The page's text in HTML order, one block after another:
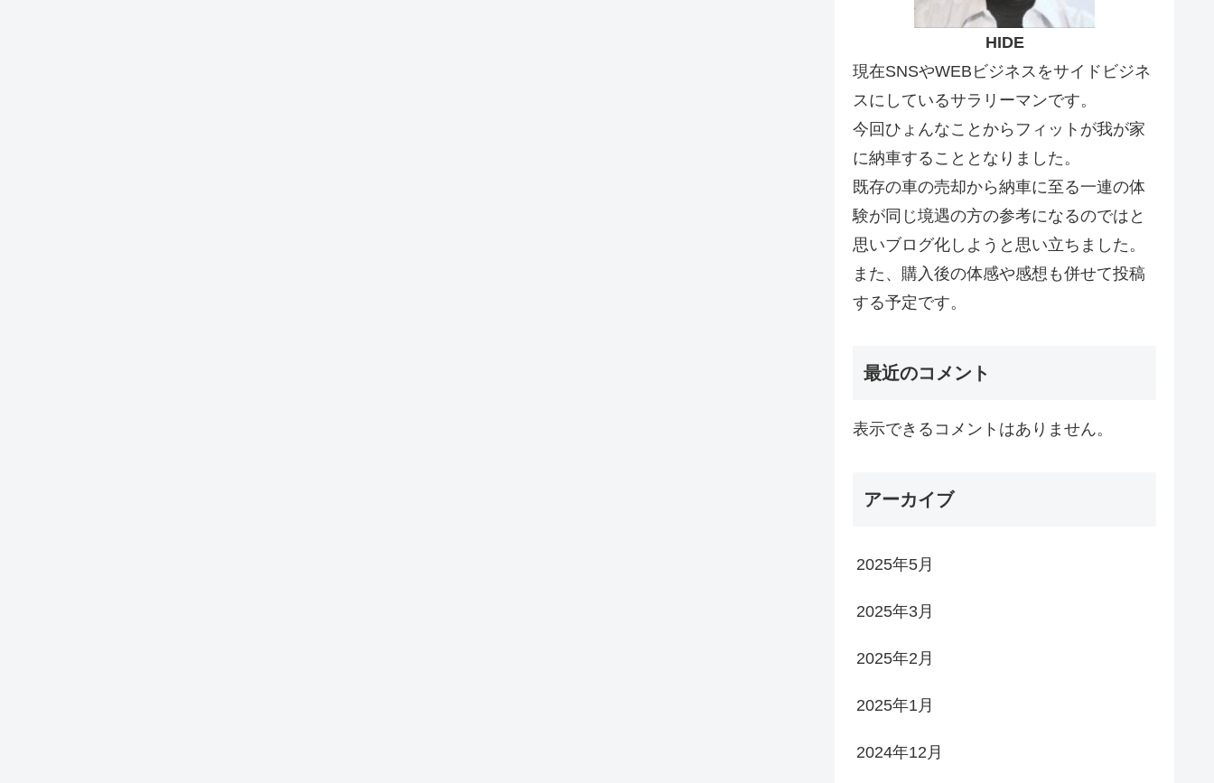
HIDE
現在SNSやWEBビジネスをサイドビジネ
スにしているサラリーマンです。
今回ひょんなことからフィットが我が家
に納車することとなりました。
既存の車の売却から納車に至る一連の体
験が同じ境遇の方の参考になるのではと
思いブログ化しようと思い立ちました。
また、購入後の体感や感想も併せて投稿
する予定です。
最近のコメント
表示できるコメントはありません。
アーカイブ
2025年5月
2025年3月
2025年2月
2025年1月
2024年12月